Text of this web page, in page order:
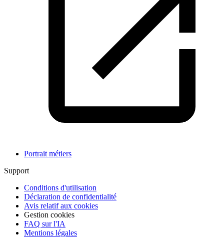
Portrait métiers
Support
Conditions d'utilisation
Déclaration de confidentialité
Avis relatif aux cookies
Gestion cookies
FAQ sur l'IA
Mentions légales